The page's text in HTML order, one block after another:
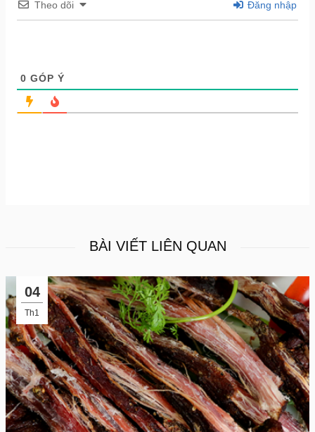
Theo dõi Đăng nhập
0 GÓP Ý
BÀI VIẾT LIÊN QUAN
04
Th1